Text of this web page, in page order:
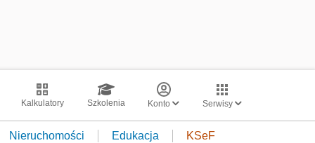
Kalkulatory Szkolenia Konto Serwisy
Nieruchomości Edukacja KSeF